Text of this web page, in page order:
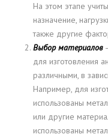
На этом этапе
назначение,
также другие
Выбор материалов
для изготовления
различными, в
Например, для
использованы
или другие
использованы